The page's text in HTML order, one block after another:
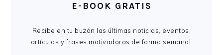
E-BOOK GRATIS
Recibe en tu buzón las últimas noticias, eventos,
artículos y frases motivadoras de forma semanal.